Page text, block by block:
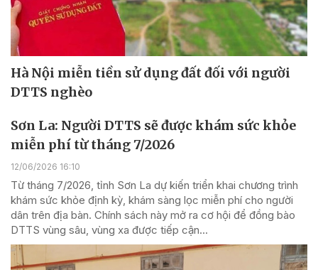
Hà Nội miễn tiền sử dụng đất đối với người
DTTS nghèo
Sơn La: Người DTTS sẽ được khám sức khỏe
miễn phí từ tháng 7/2026
12/06/2026 16:10
Từ tháng 7/2026, tỉnh Sơn La dự kiến triển khai chương trình
khám sức khỏe định kỳ, khám sàng lọc miễn phí cho người
dân trên địa bàn. Chính sách này mở ra cơ hội để đồng bào
DTTS vùng sâu, vùng xa được tiếp cận...